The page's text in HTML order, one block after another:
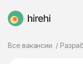
HireHi
Все вакансии